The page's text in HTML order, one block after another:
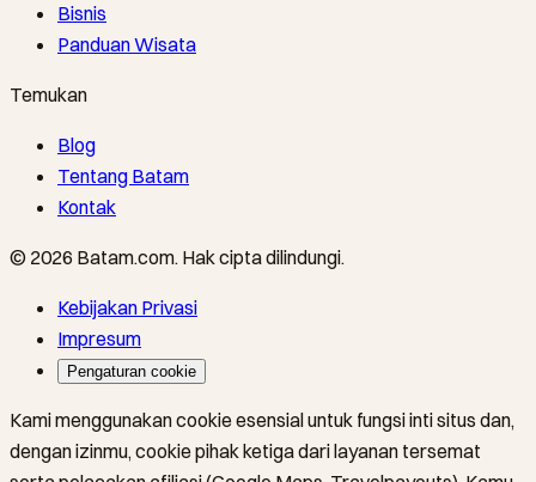
Bisnis
Panduan Wisata
Temukan
Blog
Tentang Batam
Kontak
© 2026 Batam.com. Hak cipta dilindungi.
Kebijakan Privasi
Impresum
Pengaturan cookie
Kami menggunakan cookie esensial untuk fungsi inti situs dan,
dengan izinmu, cookie pihak ketiga dari layanan tersemat